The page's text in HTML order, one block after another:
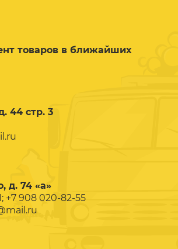
товаров в ближайших
44 стр. 3
д. 74 «а»
+7 908 020-82-55